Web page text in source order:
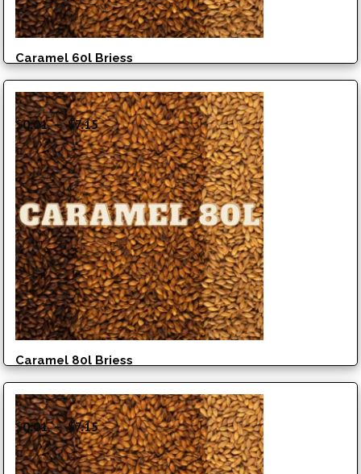
Caramel 60l Briess
$0.01 – $7.15Plage
de
prix :
$0.01
à
$7.15
Caramel 80l Briess
$0.01 – $7.15Plage
de
prix :